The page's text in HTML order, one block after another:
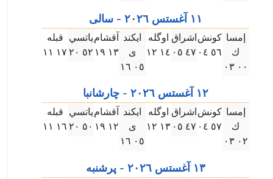
۱۱ آغستس ۲۰۲٦ - سالى
إمسا
ك
۰۰ ۰۳
كونش
٥٦ ۰٤
اشراق
٤٧ ۰٥
اوگله
۱٤ ۱۲
ايكند
ى
۰٥ ۱٦
آقشام
۱۳ ۱٩
ياتسي
٥۲ ۲۰
قبله
۱٧ ۱۱
۱۲ آغستس ۲۰۲٦ - چارشانبا
إمسا
ك
۰۲ ۰۳
كونش
٥٧ ۰٤
اشراق
٤٧ ۰٥
اوگله
۱۳ ۱۲
ايكند
ى
۰٥ ۱٦
آقشام
۱۲ ۱٩
ياتسي
٥۰ ۲۰
قبله
۱٦ ۱۱
۱۳ آغستس ۲۰۲٦ - پرشنبه